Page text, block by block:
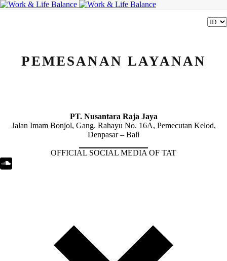
PEMESANAN LAYANAN
PT. Nusantara Raja Jaya
Jalan Imam Bonjol, Gang. Rahayu No. 16A, Pemecutan Kelod,
Denpasar – Bali
OFFICIAL SOCIAL MEDIA OF TAT